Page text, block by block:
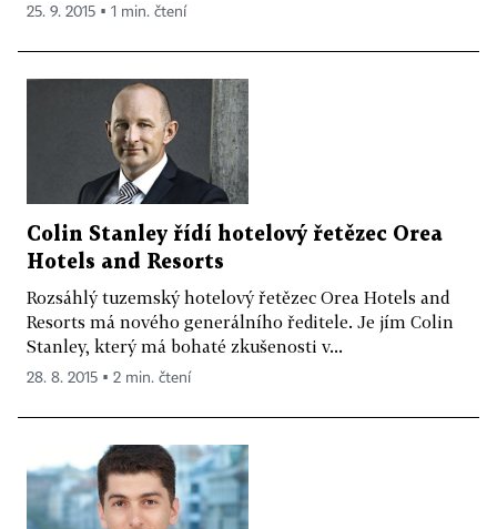
25. 9. 2015 ▪ 1 min. čtení
Colin Stanley řídí hotelový řetězec Orea
Hotels and Resorts
Rozsáhlý tuzemský hotelový řetězec Orea Hotels and
Resorts má nového generálního ředitele. Je jím Colin
Stanley, který má bohaté zkušenosti v...
28. 8. 2015 ▪ 2 min. čtení